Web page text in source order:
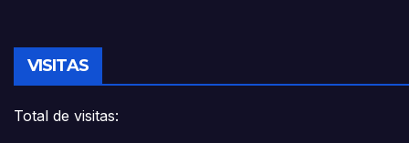
VISITAS
Total de visitas: